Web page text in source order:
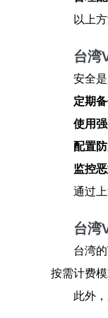
以上
台湾
安全
定期
使用
配置
监控
通过
台湾
台湾
按需计费
此外